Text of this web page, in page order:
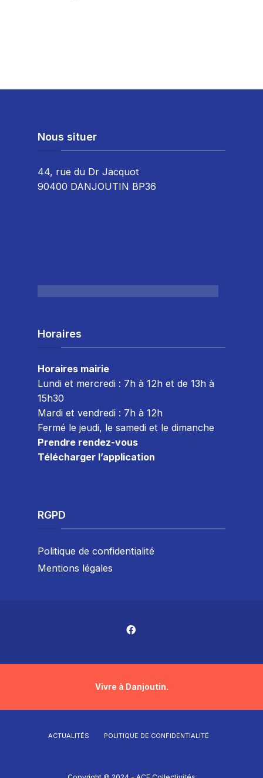
Nous situer
44, rue du Dr Jacquot
90400 DANJOUTIN BP36
Horaires
Horaires mairie
Lundi et mercredi : 7h à 12h et de 13h à
15h30
Mardi et vendredi : 7h à 12h
Fermé le jeudi, le samedi et le dimanche
Prendre rendez-vous
Télécharger l’application
RGPD
Politique de confidentialité
Mentions légales
Vivre à Danjoutin.
ACTUALITÉS POLITIQUE DE CONFIDENTIALITÉ